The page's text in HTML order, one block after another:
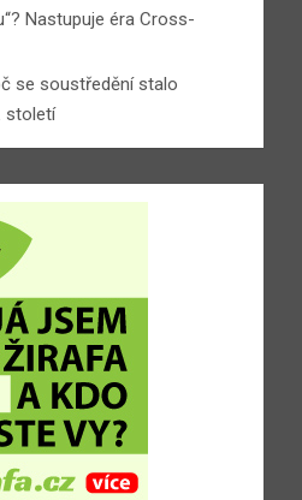
Nastupuje éra Cross-
se soustředění stalo
století